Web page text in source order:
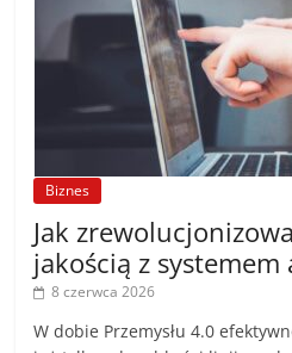
Biznes
Jak
jakością z
8 czerwca 2026
W dobie Przemysłu 4.0